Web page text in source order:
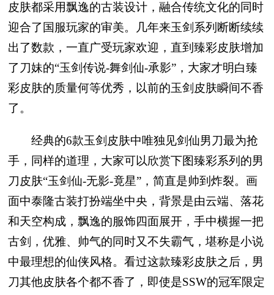
皮肤都采用飘逸的古装设计，融合传统文化的同时
迎合了国服玩家的审美。几年来玉剑系列断断续续
出了数款，一直广受玩家欢迎，直到臻彩皮肤增加
了刀妹的“玉剑传说-舞剑仙-承影”，大家才明白臻
彩皮肤的质量何等优秀，以前的玉剑皮肤瞬间不香
了。
经典的6款玉剑皮肤中唯独见剑仙男刀最为抢
手，同样的道理，大家可以欣赏下图臻彩系列的男
刀皮肤“玉剑仙-无影-竟星”，简直是帅到炸裂。画
面中泰隆古装打扮端坐中央，背景是由云端、落花
和天空构成，飘逸的服饰四面展开，手中横握一把
古剑，优雅、帅气的同时又不失霸气，堪称是小说
中最理想的仙侠风格。看过这款臻彩皮肤之后，男
刀其他皮肤各个都不香了，即使是SSW的冠军限定